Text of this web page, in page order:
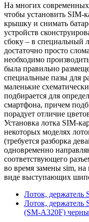
На многих современных
чтобы установить SIM-
крышку и снимать
устройств
сбоку – в специальный
достаточно просто
необходимо
была правильно
специальные пазы для
маленькие
подбирается для
смартфона, причем
порадует отличие
Установка лотка SIM-
некоторых моделях
(требуется разборка
одновременно
соответствующего
во время замены sim,
виде выступающих
Лоток, держатель
Лоток, держатель
(SM-A320F)